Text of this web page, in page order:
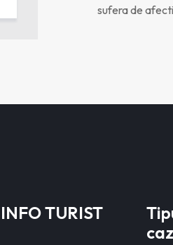
sufera de
INFO TURIST